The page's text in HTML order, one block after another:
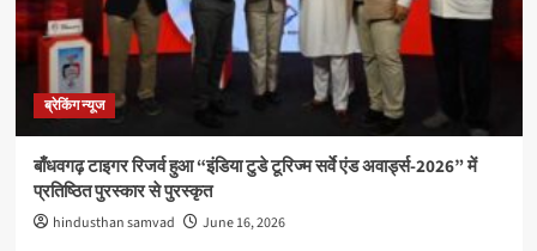
ब्रेकिंग न्यूज
बाँधवगढ़ टाइगर रिजर्व हुआ “इंडिया टुडे टूरिज्म सर्वे एंड अवार्ड्स-2026” में
प्रतिष्ठित पुरस्कार से पुरस्कृत
hindusthan samvad June 16, 2026